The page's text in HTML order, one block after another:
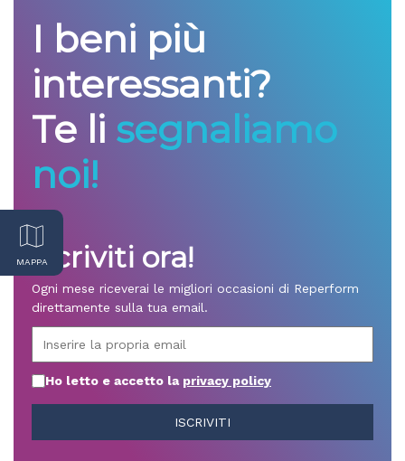
MAPPA
I beni più
interessanti?
Te li segnaliamo
noi!
Iscriviti ora!
Ogni mese riceverai le migliori occasioni di Reperform
direttamente sulla tua email.
Ho letto e accetto la privacy policy